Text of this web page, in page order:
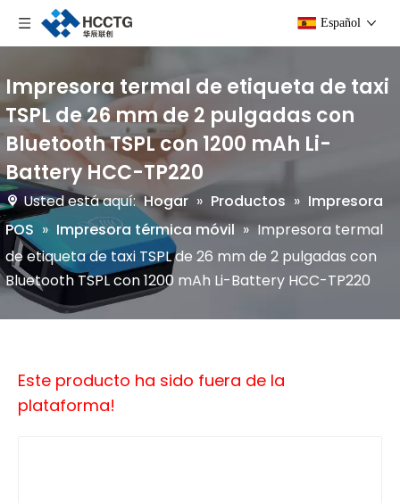
Español
Impresora termal de etiqueta de taxi
TSPL de 26 mm de 2 pulgadas con
Bluetooth TSPL con 1200 mAh Li-
Battery HCC-TP220
Usted está aquí: Hogar » Productos » Impresora
POS » Impresora térmica móvil » Impresora termal
de etiqueta de taxi TSPL de 26 mm de 2 pulgadas con
Bluetooth TSPL con 1200 mAh Li-Battery HCC-TP220
Este producto ha sido fuera de la
plataforma!